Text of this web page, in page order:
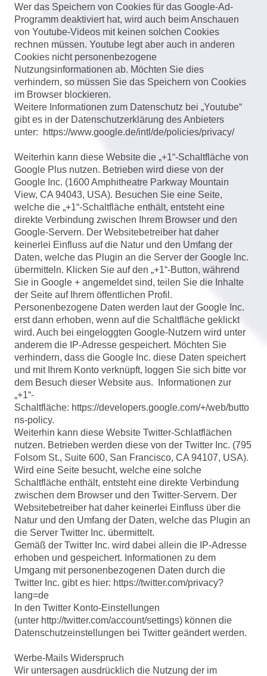
Wer das Speichern von Cookies für das Google-Ad-
Programm deaktiviert hat, wird auch beim Anschauen
von Youtube-Videos mit keinen solchen Cookies
rechnen müssen. Youtube legt aber auch in anderen
Cookies nicht personenbezogene
Nutzungsinformationen ab. Möchten Sie dies
verhindern, so müssen Sie das Speichern von Cookies
im Browser blockieren.
Weitere Informationen zum Datenschutz bei „Youtube“
gibt es in der Datenschutzerklärung des Anbieters
unter:
https://www.google.de/intl/de/policies/privacy/
Weiterhin kann diese Website die „+1“-Schaltfläche von
Google Plus nutzen. Betrieben wird diese von der
Google Inc. (1600 Amphitheatre Parkway Mountain
View, CA 94043, USA). Besuchen Sie eine Seite,
welche die „+1“-Schaltfläche enthält, entsteht eine
direkte Verbindung zwischen Ihrem Browser und den
Google-Servern. Der Websitebetreiber hat daher
keinerlei Einfluss auf die Natur und den Umfang der
Daten, welche das Plugin an die Server der Google Inc.
übermitteln. Klicken Sie auf den „+1“-Button, während
Sie in Google + angemeldet sind, teilen Sie die Inhalte
der Seite auf Ihrem öffentlichen Profil.
Personenbezogene Daten werden laut der Google Inc.
erst dann erhoben, wenn auf die Schaltfläche geklickt
wird. Auch bei eingeloggten Google-Nutzern wird unter
anderem die IP-Adresse gespeichert. Möchten Sie
verhindern, dass die Google Inc. diese Daten speichert
und mit Ihrem Konto verknüpft, loggen Sie sich bitte vor
dem Besuch dieser Website aus. Informationen zur
„+1“-
Schaltfläche: https://developers.google.com/+/web/butto
ns-policy.
Weiterhin kann diese Website Twitter-Schlatflächen
nutzen. Betrieben werden diese von der Twitter Inc. (795
Folsom St., Suite 600, San Francisco, CA 94107, USA).
Wird eine Seite besucht, welche eine solche
Schaltfläche enthält, entsteht eine direkte Verbindung
zwischen dem Browser und den Twitter-Servern. Der
Websitebetreiber hat daher keinerlei Einfluss über die
Natur und den Umfang der Daten, welche das Plugin an
die Server Twitter Inc. übermittelt.
Gemäß der Twitter Inc. wird dabei allein die IP-Adresse
erhoben und gespeichert. Informationen zu dem
Umgang mit personenbezogenen Daten durch die
Twitter Inc. gibt es hier: https://twitter.com/privacy?
lang=de
In den Twitter Konto-Einstellungen
(unter http://twitter.com/account/settings) können die
Datenschutzeinstellungen bei Twitter geändert werden.
Werbe-Mails Widerspruch
Wir untersagen ausdrücklich die Nutzung der im